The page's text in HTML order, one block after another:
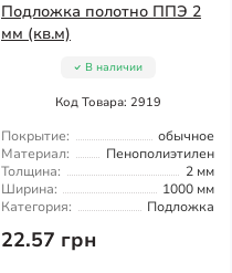
Подложка полотно ППЭ 2
мм (кв.м)
В наличии
Код Товара: 2919
Покрытие:
обычное
Материал:
Пенополиэтилен
Толщина:
2 мм
Ширина:
1000 мм
Категория:
Подложка
22.57 грн